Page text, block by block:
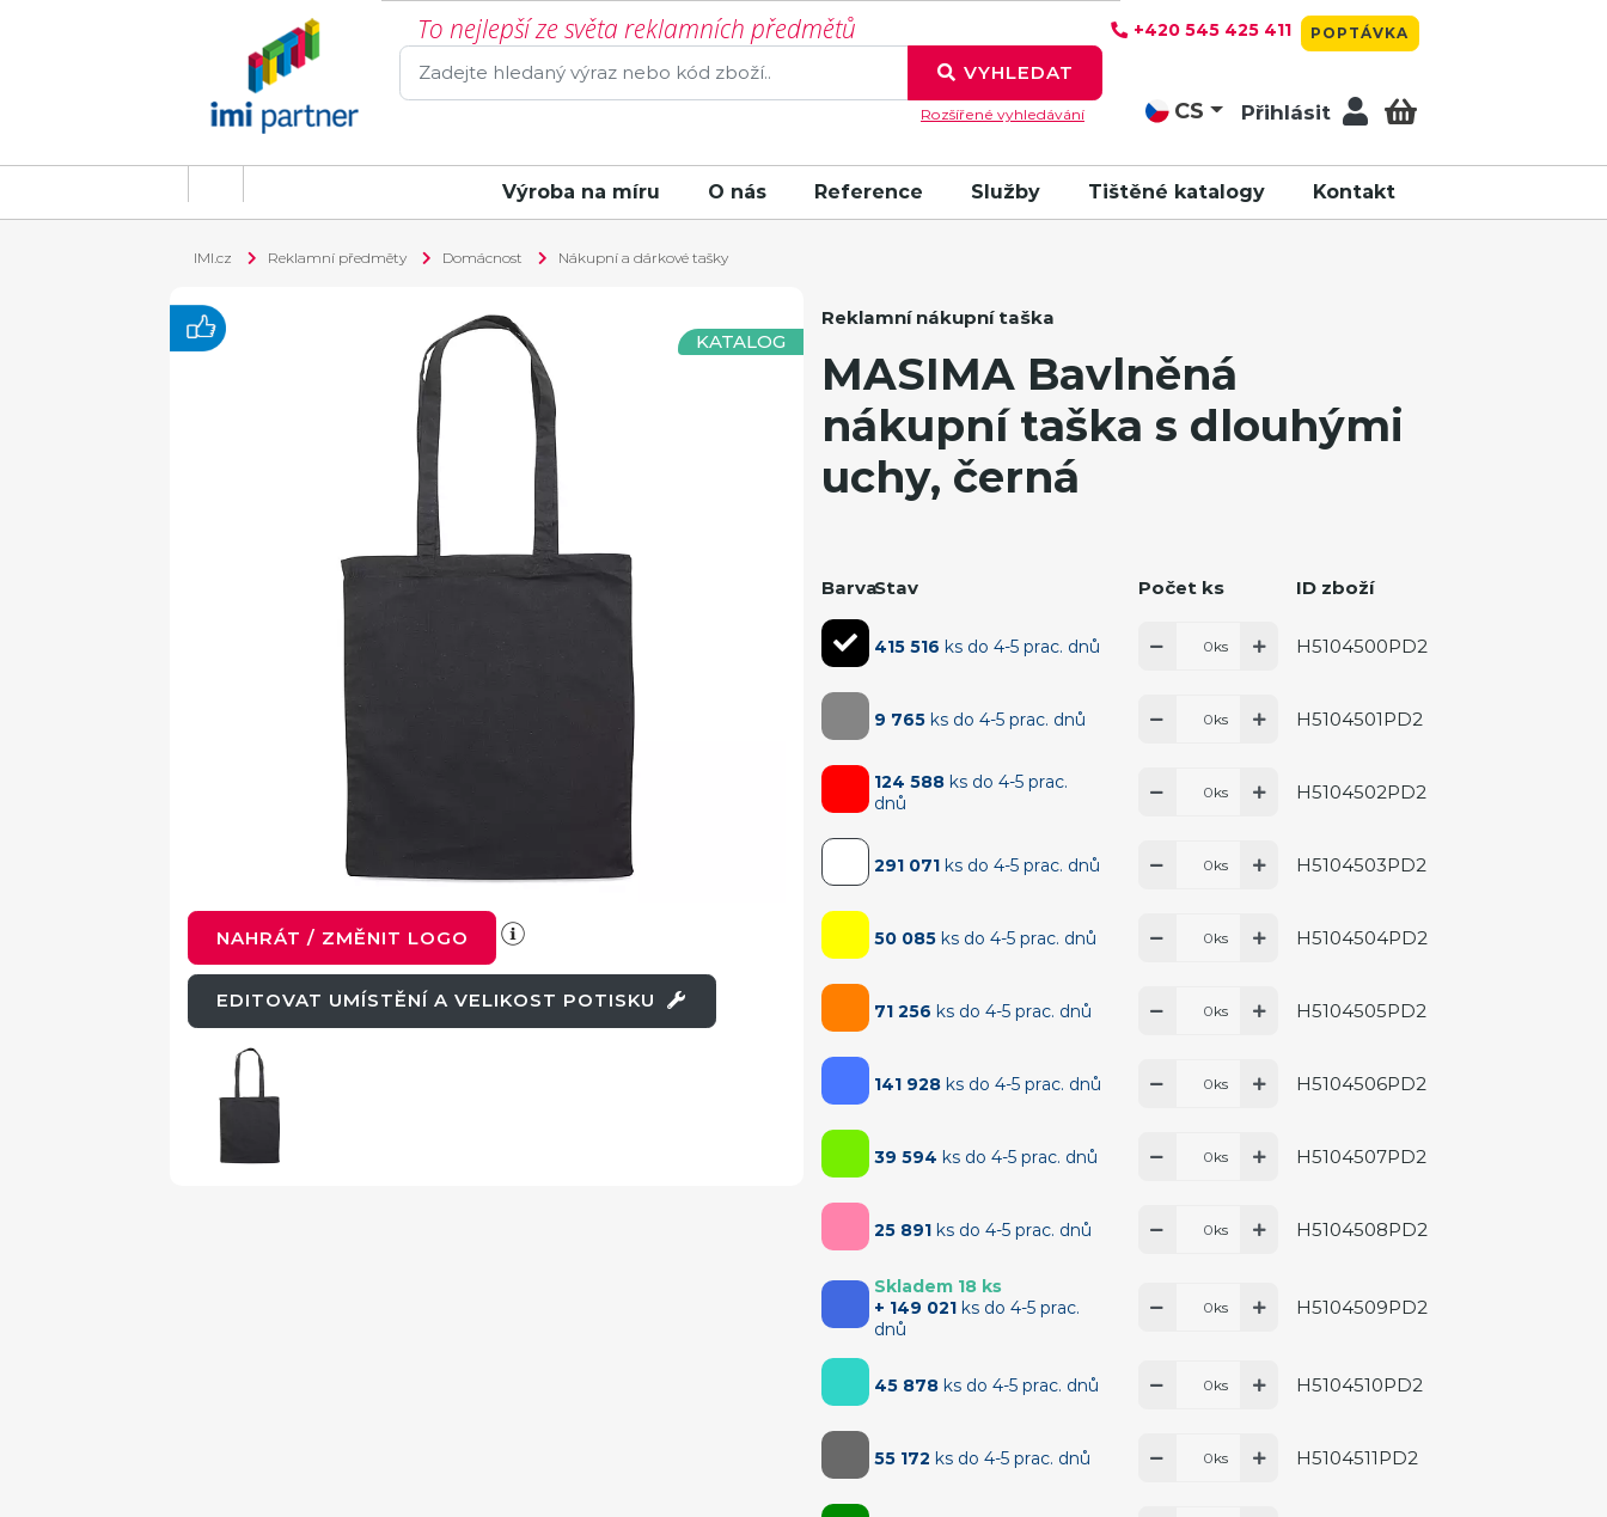
To nejlepší ze světa reklamních předmětů
VYHLEDAT
Rozšířené vyhledávání
+420 545 425 411 POPTÁVKA
CS Přihlásit
Výroba na míru O nás Reference Služby Tištěné katalogy Kontakt
IMI.cz Reklamní předměty Domácnost Nákupní a dárkové tašky
KATALOG
NAHRÁT / ZMĚNIT LOGO
EDITOVAT UMÍSTĚNÍ A VELIKOST POTISKU
Reklamní nákupní taška
MASIMA Bavlněná
nákupní taška s dlouhými
uchy, černá
BarvaStav Počet ks ID zboží
415 516 ks do 4-5 prac. dnů ks H5104500PD2
9 765 ks do 4-5 prac. dnů ks H5104501PD2
124 588 ks do 4-5 prac.
dnů
ks H5104502PD2
291 071 ks do 4-5 prac. dnů ks H5104503PD2
50 085 ks do 4-5 prac. dnů ks H5104504PD2
71 256 ks do 4-5 prac. dnů ks H5104505PD2
141 928 ks do 4-5 prac. dnů ks H5104506PD2
39 594 ks do 4-5 prac. dnů ks H5104507PD2
25 891 ks do 4-5 prac. dnů ks H5104508PD2
Skladem 18 ks
+ 149 021 ks do 4-5 prac.
dnů
ks H5104509PD2
45 878 ks do 4-5 prac. dnů ks H5104510PD2
55 172 ks do 4-5 prac. dnů ks H5104511PD2